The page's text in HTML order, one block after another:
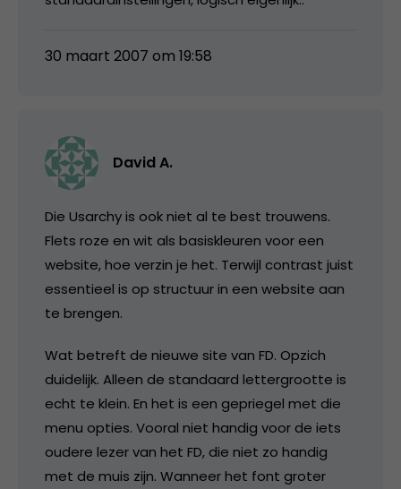
30 maart 2007 om 19:58
David A.
Die Usarchy is ook niet al te best trouwens.
Flets roze en wit als basiskleuren voor een
website, hoe verzin je het. Terwijl contrast juist
essentieel is op structuur in een website aan
te brengen.
Wat betreft de nieuwe site van FD. Opzich
duidelijk. Alleen de standaard lettergrootte is
echt te klein. En het is een gepriegel met die
menu opties. Vooral niet handig voor de iets
oudere lezer van het FD, die niet zo handig
met de muis zijn. Wanneer het font groter